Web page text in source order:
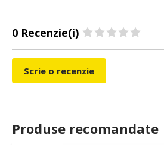
0 Recenzie(i)
Scrie o recenzie
Produse recomandate